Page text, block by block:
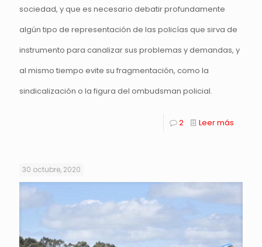
sociedad, y que es necesario debatir profundamente
algún tipo de representación de las policías que sirva de
instrumento para canalizar sus problemas y demandas, y
al mismo tiempo evite su fragmentación, como la
sindicalización o la figura del ombudsman policial.
2 Leer más
30 octubre, 2020